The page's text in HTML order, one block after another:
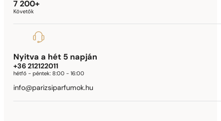
7 200+
Követők
Nyitva a hét 5 napján
+36 212122011
hétfő - péntek:8:00 - 16:00
info@parizsiparfumok.hu